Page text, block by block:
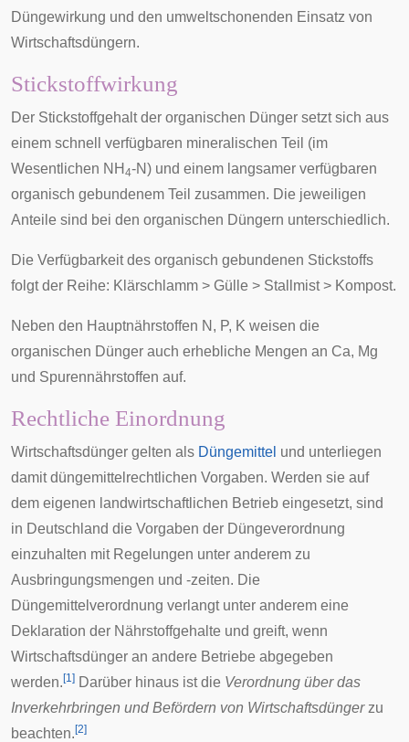
Düngewirkung und den umweltschonenden Einsatz von
Wirtschaftsdüngern.
Stickstoffwirkung
Der Stickstoffgehalt der organischen Dünger setzt sich aus
einem schnell verfügbaren mineralischen Teil (im
Wesentlichen NH 4-N) und einem langsamer verfügbaren
organisch gebundenem Teil zusammen. Die jeweiligen
Anteile sind bei den organischen Düngern unterschiedlich.
Die Verfügbarkeit des organisch gebundenen Stickstoffs
folgt der Reihe: Klärschlamm > Gülle > Stallmist > Kompost.
Neben den Hauptnährstoffen N, P, K weisen die
organischen Dünger auch erhebliche Mengen an Ca, Mg
und Spurennährstoffen auf.
Rechtliche Einordnung
Wirtschaftsdünger gelten als Düngemittel und unterliegen
damit düngemittelrechtlichen Vorgaben. Werden sie auf
dem eigenen landwirtschaftlichen Betrieb eingesetzt, sind
in Deutschland die Vorgaben der Düngeverordnung
einzuhalten mit Regelungen unter anderem zu
Ausbringungsmengen und -zeiten. Die
Düngemittelverordnung verlangt unter anderem eine
Deklaration der Nährstoffgehalte und greift, wenn
Wirtschaftsdünger an andere Betriebe abgegeben
werden. [1] Darüber hinaus ist die Verordnung über das
Inverkehrbringen und Befördern von Wirtschaftsdüngerzu
beachten. [2]